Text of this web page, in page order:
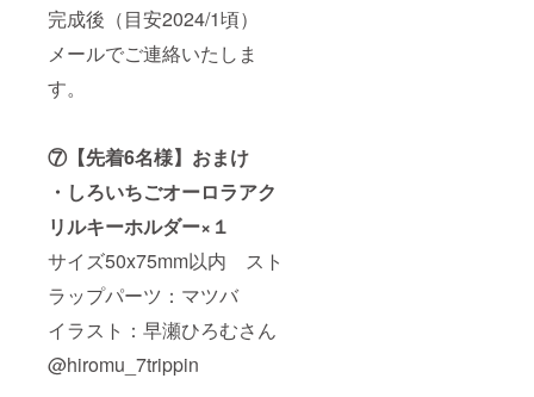
完成後（目安2024/1頃）
メールでご連絡いたしま
す。
⑦【先着6名様】おまけ
・しろいちごオーロラアク
リルキーホルダー×１
サイズ50x75mm以内 スト
ラップパーツ：マツバ
イラスト：早瀬ひろむさん
@hiromu_7trippin